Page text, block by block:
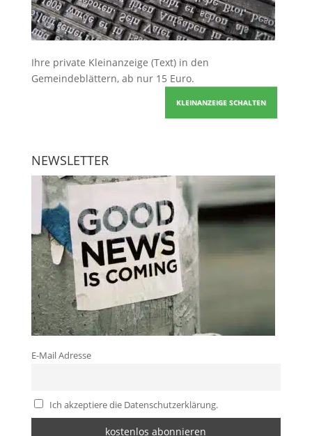
Ihre private Kleinanzeige (Text) in den
Gemeindeblättern, ab nur 15 Euro.
KLEINANZEIGE SCHALTEN
NEWSLETTER
E-Mail Adresse
Ich akzeptiere die Datenschutzerklärung.